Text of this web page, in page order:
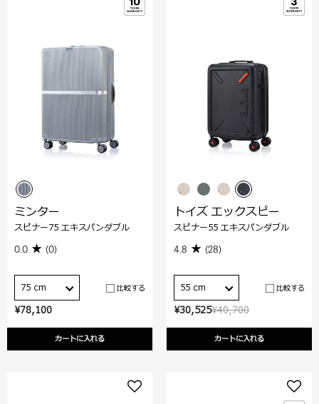
¥78,100
カートに入れる
ミンター
スピナー75 エキスパンダブル
0.0 (0)
75 cm 比較する
¥40,700
¥30,525
カートに入れる
トイズ エックスピー
スピナー55 エキスパンダブル
4.8 (28)
55 cm 比較する